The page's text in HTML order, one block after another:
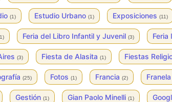
(1) Estudio Urbano (1) Exposiciones (11)
Feria del Libro Infantil y Juvenil (3) Feria
(3) Fiesta de Alasita (1) Fiestas
(25) Fotos (1) Francia (2) Franela
Gestión (1) Gian Paolo Minelli (1)